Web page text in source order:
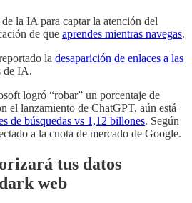
la IA para captar la atención del
de que aprendes mientras navegas.
la desaparición de enlaces a las
de IA.
logró “robar” un porcentaje de
el lanzamiento de ChatGPT, aún está
de búsquedas vs 1,12 billones. Según
a la cuota de mercado de Google.
tus datos
web